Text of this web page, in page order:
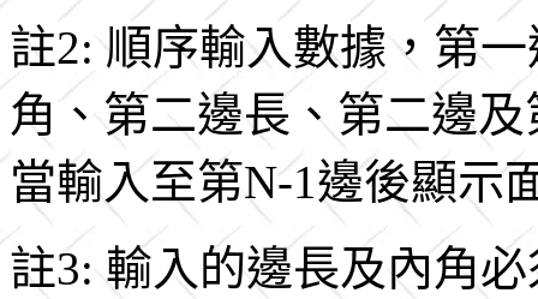
註2: 順序輸入數據，第
角、第二邊長、第二邊
當輸入至第N-1邊後顯示
註3: 輸入的邊長及內角